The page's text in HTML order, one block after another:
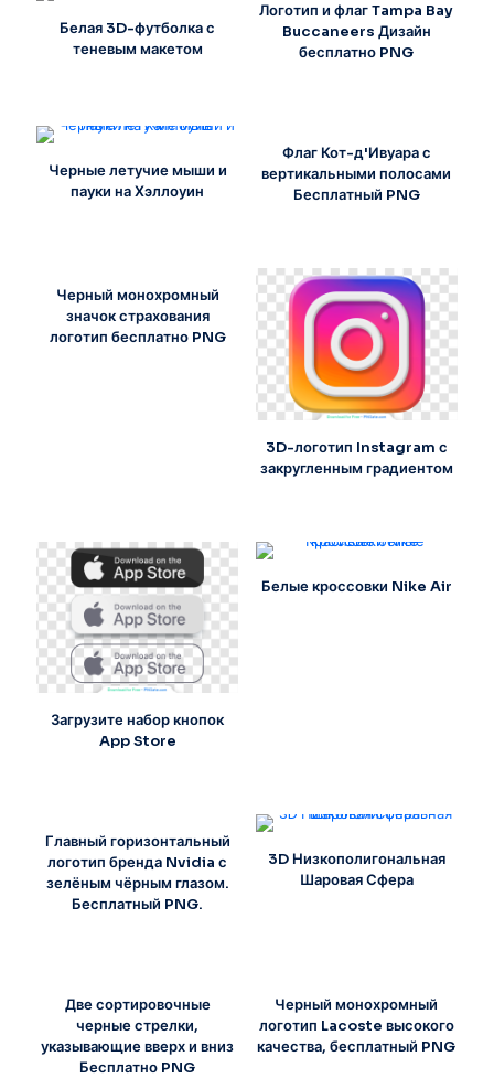
Белая 3D-футболка с
теневым макетом
Логотип и флаг Tampa Bay
Buccaneers Дизайн
бесплатно PNG
Черные летучие мыши и
пауки на Хэллоуин
Флаг Кот-д'Ивуара с
вертикальными полосами
Бесплатный PNG
Черный монохромный
значок страхования
логотип бесплатно PNG
3D-логотип Instagram с
закругленным градиентом
Загрузите набор кнопок
App Store
Белые кроссовки Nike Air
Главный горизонтальный
логотип бренда Nvidia с
зелёным чёрным глазом.
Бесплатный PNG.
3D Низкополигональная
Шаровая Сфера
Две сортировочные
черные стрелки,
указывающие вверх и вниз
Бесплатно PNG
Черный монохромный
логотип Lacoste высокого
качества, бесплатный PNG